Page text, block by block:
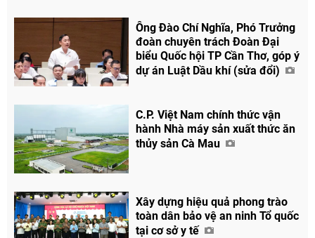
Chia sẻ
Facebook
Ông Đào Chí Nghĩa, Phó Trưởng
đoàn chuyên trách Đoàn Đại
biểu Quốc hội TP Cần Thơ, góp ý
dự án Luật Dầu khí (sửa đổi)
C.P. Việt Nam chính thức vận
hành Nhà máy sản xuất thức ăn
thủy sản Cà Mau
Xây dựng hiệu quả phong trào
toàn dân bảo vệ an ninh Tổ quốc
tại cơ sở y tế